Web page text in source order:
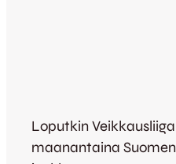
Loputkin
maanantaina